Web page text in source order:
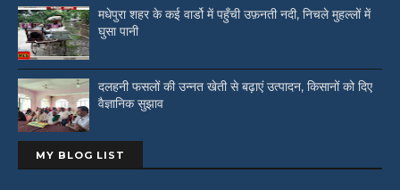
मधेपुरा शहर के कई वार्डो में पहुँची उफ़नती नदी, निचले मुहल्लों में
घुसा पानी
दलहनी फसलों की उन्नत खेती से बढ़ाएं उत्पादन, किसानों को दिए
वैज्ञानिक सुझाव
MY BLOG LIST